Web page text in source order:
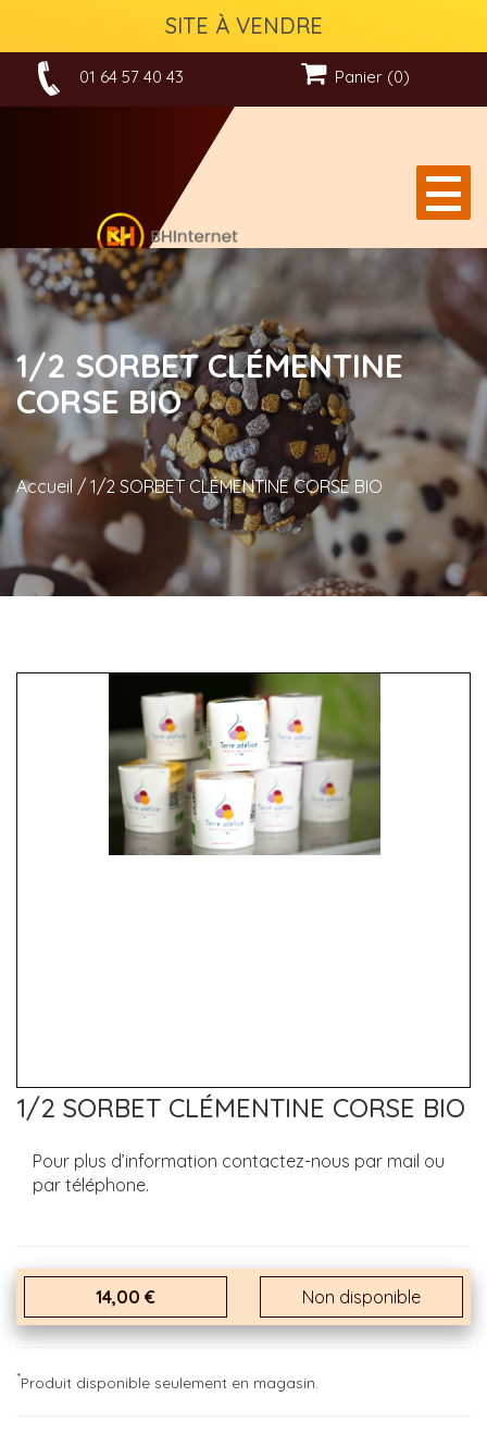
SITE À VENDRE
01 64 57 40 43 Panier (0)
1/2 SORBET CLÉMENTINE
CORSE BIO
Accueil / 1/2 SORBET CLÉMENTINE CORSE BIO
1/2 SORBET CLÉMENTINE CORSE BIO
Pour plus d’information contactez-nous par mail ou
par téléphone.
14,00 € Non disponible
*Produit disponible seulement en magasin.